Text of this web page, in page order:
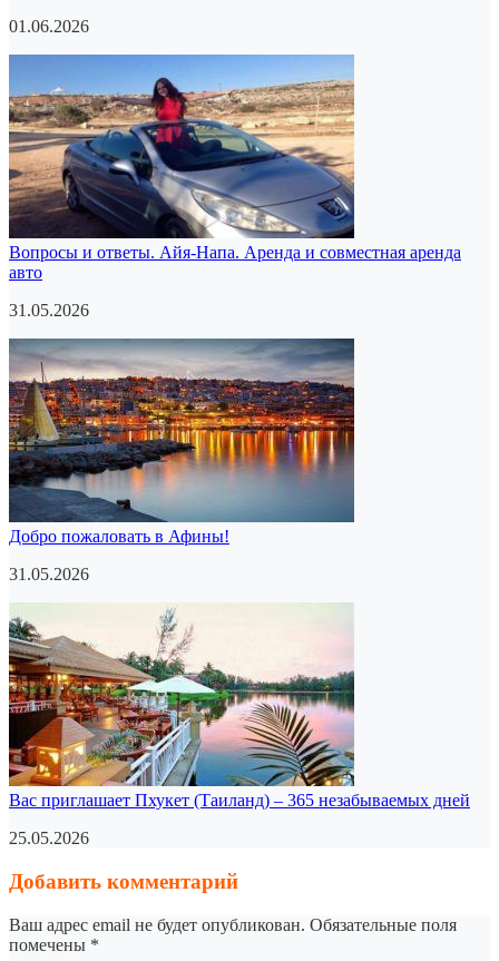
01.06.2026
Вопросы и ответы. Айя-Напа. Аренда и совместная аренда
авто
31.05.2026
Добро пожаловать в Афины!
31.05.2026
Вас приглашает Пхукет (Таиланд) – 365 незабываемых дней
25.05.2026
Добавить комментарий
Ваш адрес email не будет опубликован. Обязательные поля
помечены *